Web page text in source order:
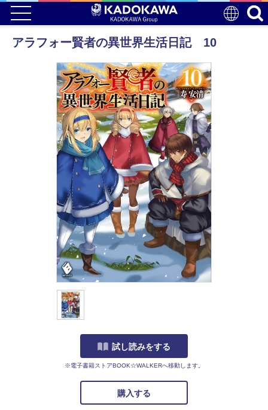
アラフォー賢者の異世界生活日記 10
試し読みをする
※電子書籍ストアBOOK☆WALKERへ移動します。
購入する